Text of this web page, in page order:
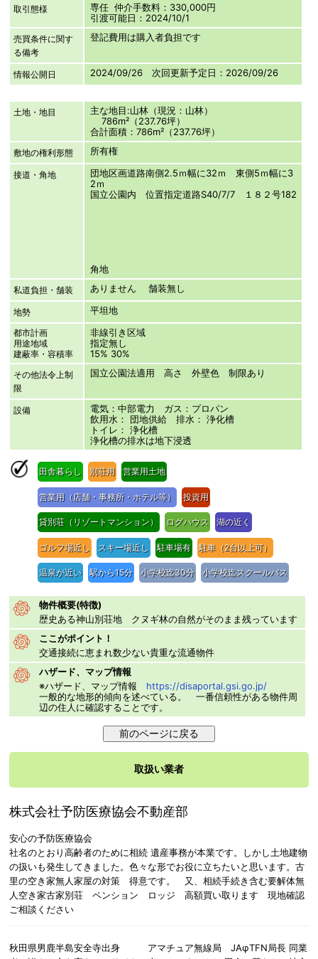
取引態様
専任 仲介手数料：330,000円
引渡可能日：2024/10/1
売買条件に関す
る備考
登記費用は購入者負担です
情報公開日 2024/09/26 次回更新予定日：2026/09/26
土地・地目
主な地目:山林（現況：山林）
786m²（237.76坪）
合計面積：786m²（237.76坪）
敷地の権利形態 所有権
接道・角地
団地区画道路南側2.5ｍ幅に32ｍ 東側5ｍ幅に3
2ｍ
国立公園内 位置指定道路S40/7/7 １８２号182
角地
私道負担・舗装 ありません 舗装無し
地勢 平坦地
都市計画
用途地域
建蔽率・容積率
非線引き区域
指定無し
15% 30%
その他法令上制
限
国立公園法適用 高さ 外壁色 制限あり
設備
電気：中部電力 ガス：プロパン
飲用水： 団地供給 排水： 浄化槽
トイレ： 浄化槽
浄化槽の排水は地下浸透
田舎暮らし 別荘用 営業用土地
営業用（店舗・事務所・ホテル等） 投資用
貸別荘（リゾートマンション） ログハウス 湖の近く
ゴルフ場近し スキー場近し 駐車場有 駐車（2台以上可）
温泉が近い 駅から15分 小学校迄30分 小学校迄スクールバス
物件概要(特徴)
歴史ある神山別荘地 クヌギ林の自然がそのまま残っています
ここがポイント！
交通接続に恵まれ数少ない貴重な流通物件
ハザード、マップ情報
※ハザード、マップ情報 https://disaportal.gsi.go.jp/
一般的な地形的傾向を述べている。 一番信頼性がある物件周
辺の住人に確認することです。
取扱い業者
株式会社予防医療協会不動産部
安心の予防医療協会
社名のとおり高齢者のために相続 遺産事務が本業です。しかし土地建物
の扱いも発生してきました。色々な形でお役に立ちたいと思います。古
里の空き家無人家屋の対策 得意です。 又、相続手続き含む要解体無
人空き家古家別荘 ペンション ロッジ 高額買い取ります 現地確認
ご相談ください
秋田県男鹿半島安全寺出身 アマチュア無線局 JAφTFN局長 同業